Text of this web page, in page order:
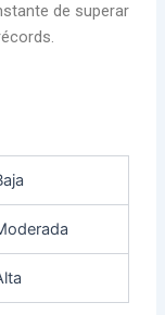
de superar